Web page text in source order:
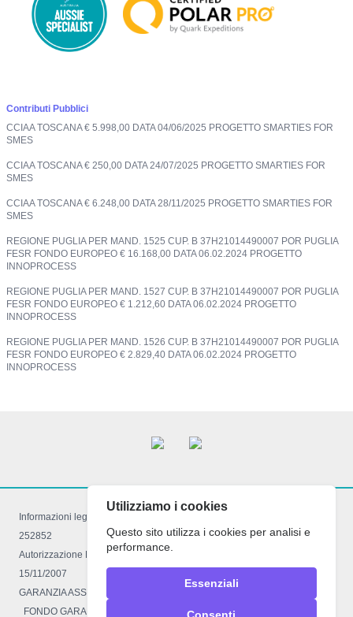
Contributi Pubblici
CCIAA TOSCANA € 5.998,00 DATA 04/06/2025 PROGETTO SMARTIES FOR
SMES
CCIAA TOSCANA € 250,00 DATA 24/07/2025 PROGETTO SMARTIES FOR
SMES
CCIAA TOSCANA € 6.248,00 DATA 28/11/2025 PROGETTO SMARTIES FOR
SMES
REGIONE PUGLIA PER MAND. 1525 CUP. B 37H21014490007 POR PUGLIA
FESR FONDO EUROPEO € 16.168,00 DATA 06.02.2024 PROGETTO
INNOPROCESS
REGIONE PUGLIA PER MAND. 1527 CUP. B 37H21014490007 POR PUGLIA
FESR FONDO EUROPEO € 1.212,60 DATA 06.02.2024 PROGETTO
INNOPROCESS
REGIONE PUGLIA PER MAND. 1526 CUP. B 37H21014490007 POR PUGLIA
FESR FONDO EUROPEO € 2.829,40 DATA 06.02.2024 PROGETTO
INNOPROCESS
Informazioni legali: Registro imprese di Foggia 03521050710 R.E.A FG –
252852
Autorizzazione Reg.le decreto 934 del 16.03.2009 con LR. 34 del
15/11/2007
GARANZIA ASSICURATIVA POLIZZA R.C 4318905 Comp. Ass. EUROP
FONDO GARANZIA VACANZE FELICI n° 2457
Utilizziamo i cookies
Questo sito utilizza i cookies per analisi e
performance.
Essenziali